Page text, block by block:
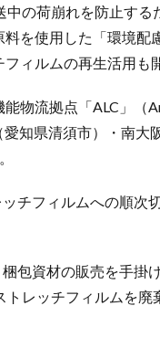
の荷崩れを防止する
を使用した「環境配
ィルムの再生活用も
物流拠点「ALC」（
知県清須市）・南大
チフィルムへの順次
包資材の販売を手掛
レッチフィルムを廃